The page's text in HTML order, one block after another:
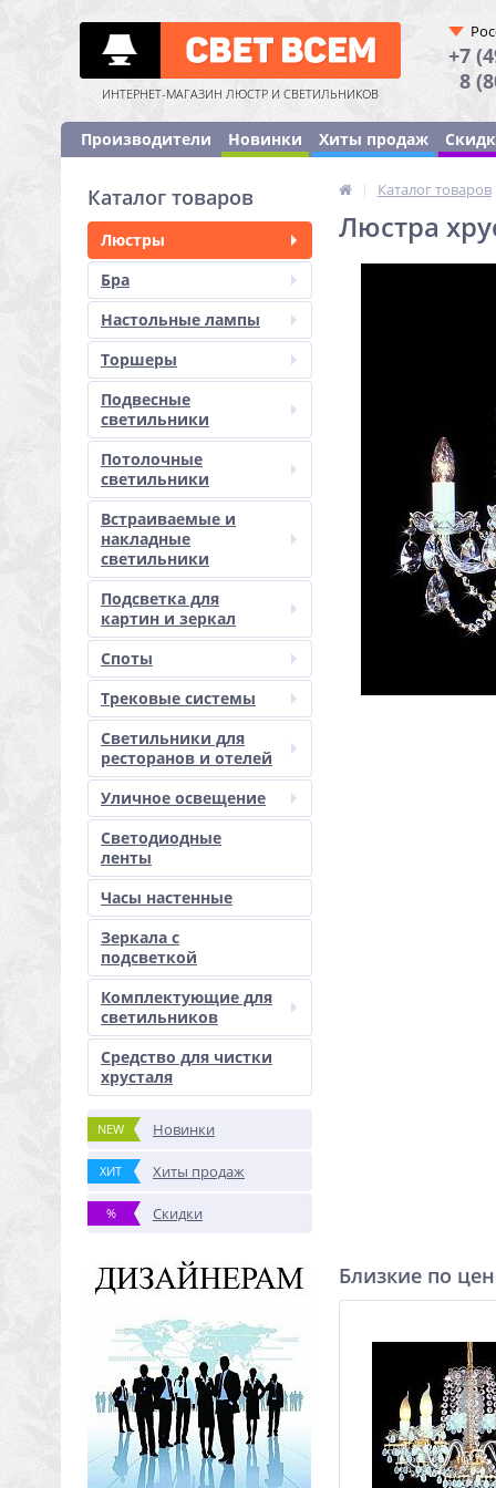
ИНТЕРНЕТ-МАГАЗИН ЛЮСТР И СВЕТИЛЬНИКОВ
+7
8
Производители Новинки Хиты продаж
Каталог товаров
Люстры
Бра
Настольные лампы
Торшеры
Подвесные
светильники
Потолочные
светильники
Встраиваемые и
накладные
светильники
Подсветка для
картин и зеркал
Споты
Трековые системы
Светильники для
ресторанов и отелей
Уличное освещение
Светодиодные
ленты
Часы настенные
Зеркала с
подсветкой
Комплектующие для
светильников
Средство для чистки
хрусталя
NEW Новинки
ХИТ Хиты продаж
% Скидки
| Каталог товаров
Люстра
Близкие по